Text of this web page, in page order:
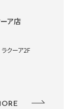
ア店
クーア2F